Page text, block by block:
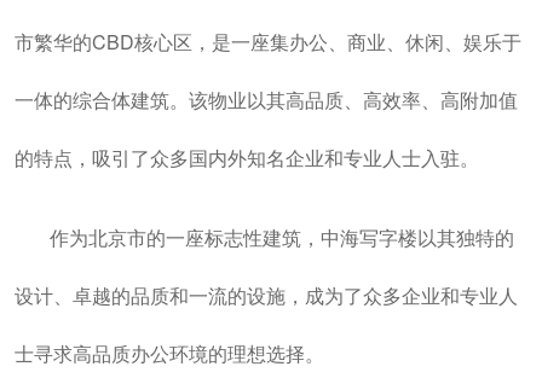
市繁华的CBD核心区，是一座集办公、商业、休闲、娱乐于
一体的综合体建筑。该物业以其高品质、高效率、高附加值
的特点，吸引了众多国内外知名企业和专业人士入驻。
作为北京市的一座标志性建筑，中海写字楼以其独特的
设计、卓越的品质和一流的设施，成为了众多企业和专业人
士寻求高品质办公环境的理想选择。